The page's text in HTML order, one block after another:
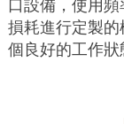
口設備，使用
損耗進行定製
個良好的工作狀